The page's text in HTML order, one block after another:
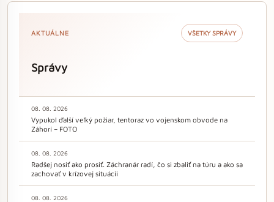
AKTUÁLNE VŠETKY SPRÁVY
Správy
08. 08. 2026
Vypukol ďalší veľký požiar, tentoraz vo vojenskom obvode na
Záhorí – FOTO
08. 08. 2026
Radšej nosiť ako prosiť. Záchranár radí, čo si zbaliť na túru a ako sa
zachovať v krízovej situácii
08. 08. 2026